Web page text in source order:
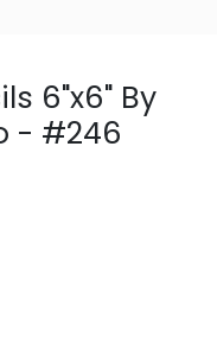
6"x6" By
- #246